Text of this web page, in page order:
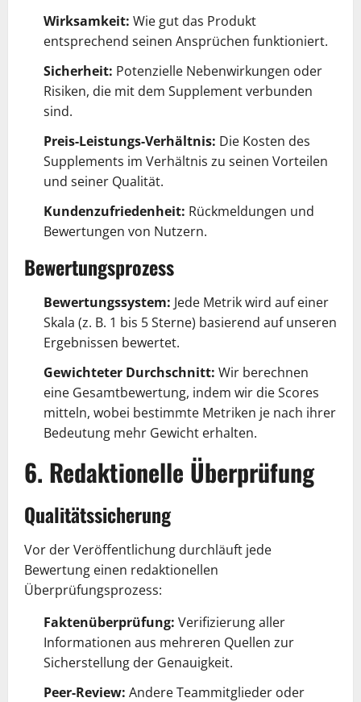
Wirksamkeit: Wie gut das Produkt
entsprechend seinen Ansprüchen funktioniert.
Sicherheit: Potenzielle Nebenwirkungen oder
Risiken, die mit dem Supplement verbunden
sind.
Preis-Leistungs-Verhältnis: Die Kosten des
Supplements im Verhältnis zu seinen Vorteilen
und seiner Qualität.
Kundenzufriedenheit: Rückmeldungen und
Bewertungen von Nutzern.
Bewertungsprozess
Bewertungssystem: Jede Metrik wird auf einer
Skala (z. B. 1 bis 5 Sterne) basierend auf unseren
Ergebnissen bewertet.
Gewichteter Durchschnitt: Wir berechnen
eine Gesamtbewertung, indem wir die Scores
mitteln, wobei bestimmte Metriken je nach ihrer
Bedeutung mehr Gewicht erhalten.
6. Redaktionelle Überprüfung
Qualitätssicherung
Vor der Veröffentlichung durchläuft jede
Bewertung einen redaktionellen
Überprüfungsprozess:
Faktenüberprüfung: Verifizierung aller
Informationen aus mehreren Quellen zur
Sicherstellung der Genauigkeit.
Peer-Review: Andere Teammitglieder oder